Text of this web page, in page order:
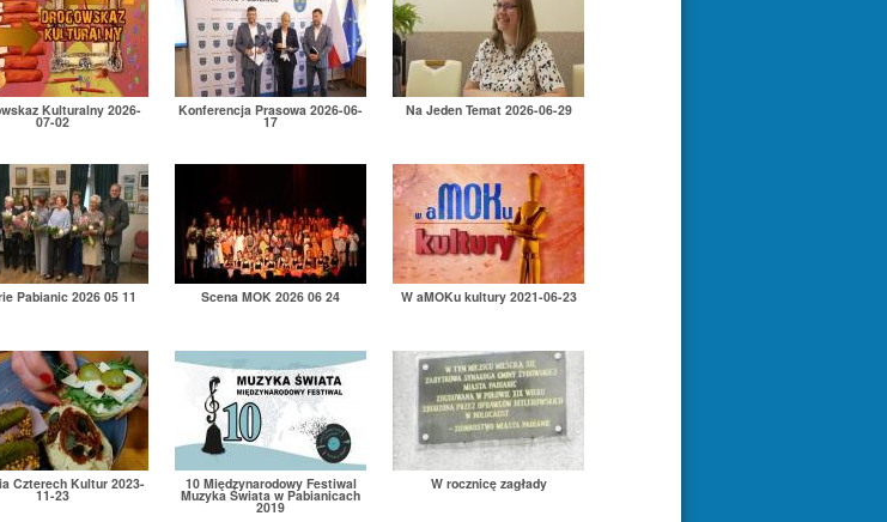
Kulturalny 2026-
07-02
Konferencja Prasowa 2026-06-
17
Na Jeden Temat 2026-06-29
Pabianic 2026 05 11 Scena MOK 2026 06 24 W aMOKu kultury 2021-06-23
Czterech Kultur 2023-
11-23
10 Międzynarodowy Festiwal
Muzyka Świata w Pabianicach
2019
W rocznicę zagłady